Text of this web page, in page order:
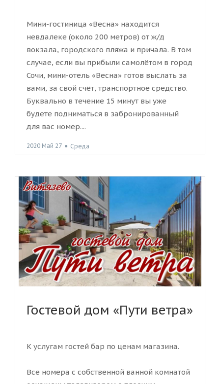
Мини-гостиница «Весна» находится
невдалеке (около 200 метров) от ж/д
вокзала, городского пляжа и причала. В том
случае, если вы прибыли самолётом в город
Сочи, мини-отель «Весна» готов выслать за
вами, за свой счёт, транспортное средство.
Буквально в течение 15 минут вы уже
будете подниматься в забронированный
для вас номер....
2020 Май 27 ● Среда
Гостевой дом «Пути ветра»
К услугам гостей бар по ценам магазина.
Все номера с собственной ванной комнатой